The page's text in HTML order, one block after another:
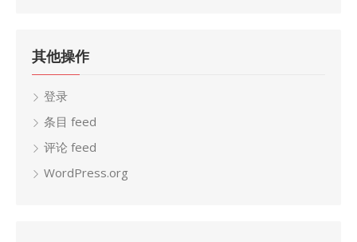
其他操作
登录
条目 feed
评论 feed
WordPress.org